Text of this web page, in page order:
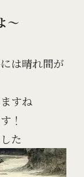
～
は晴れ間が
すね
！
た